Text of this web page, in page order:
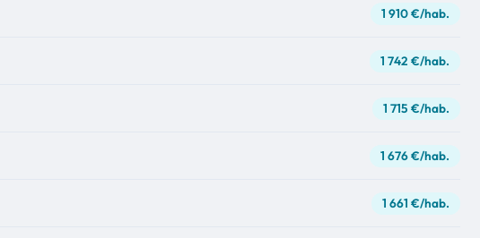
1 910 €/hab.
1 742 €/hab.
1 715 €/hab.
1 676 €/hab.
1 661 €/hab.